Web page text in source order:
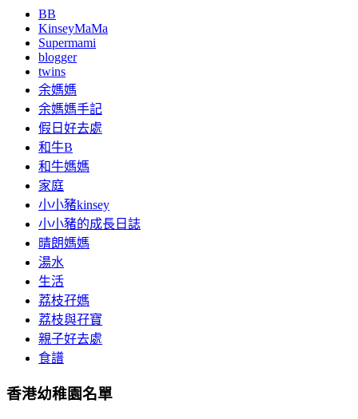
BB
KinseyMaMa
Supermami
blogger
twins
余媽媽
余媽媽手記
假日好去處
和牛B
和牛媽媽
家庭
小小豬kinsey
小小豬的成長日誌
晴朗媽媽
湯水
生活
荔枝孖媽
荔枝與孖寶
親子好去處
食譜
香港幼稚園名單